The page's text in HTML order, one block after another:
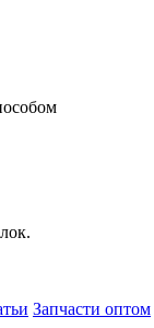
Запчасти оптом